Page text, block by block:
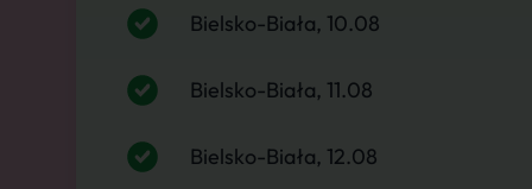
Bielsko-Biała, 10.08
Bielsko-Biała, 11.08
Bielsko-Biała, 12.08